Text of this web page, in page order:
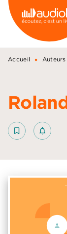
MENU
PIED DE PAGE
Accueil • Auteurs
bookmark_border